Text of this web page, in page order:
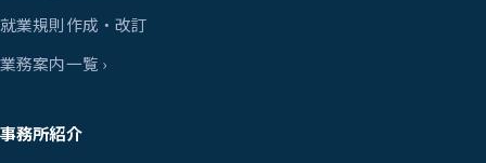
就業規則作成・改訂
業務案内一覧 ›
事務所紹介